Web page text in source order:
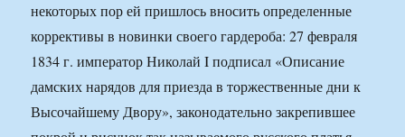
некоторых пор ей пришлось вносить определенные
коррективы в новинки своего гардероба: 27 февраля
1834 г. император Николай I подписал «Описание
дамских нарядов для приезда в торжественные дни к
Высочайшему Двору», законодательно закрепившее